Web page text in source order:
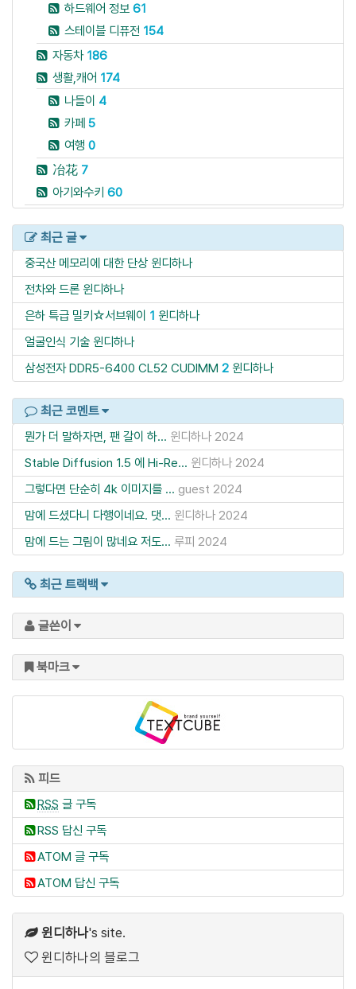
하드웨어 정보 61
스테이블 디퓨전 154
자동차 186
생활,캐어 174
나들이 4
카페 5
여행 0
冶花 7
아기와수키 60
최근 글
중국산 메모리에 대한 단상 윈디하나
전차와 드론 윈디하나
은하 특급 밀키☆서브웨이 1 윈디하나
얼굴인식 기술 윈디하나
삼성전자 DDR5-6400 CL52 CUDIMM 2 윈디하나
최근 코멘트
뭔가 더 말하자면, 팬 갈이 하... 윈디하나 2024
Stable Diffusion 1.5 에 Hi-Re... 윈디하나 2024
그렇다면 단순히 4k 이미지를 ... guest 2024
맘에 드셨다니 다행이네요. 댓... 윈디하나 2024
맘에 드는 그림이 많네요 저도... 루피 2024
최근 트랙백
글쓴이
북마크
피드
RSS 글 구독
RSS 답신 구독
ATOM 글 구독
ATOM 답신 구독
윈디하나's site.
윈디하나의 블로그